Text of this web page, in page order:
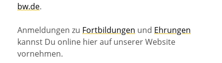
bw.de.
Anmeldungen zu Fortbildungen und Ehrungen
kannst Du online hier auf unserer Website
vornehmen.